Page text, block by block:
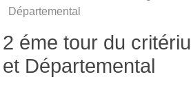
Départemental
2 éme tour du
et Départemental